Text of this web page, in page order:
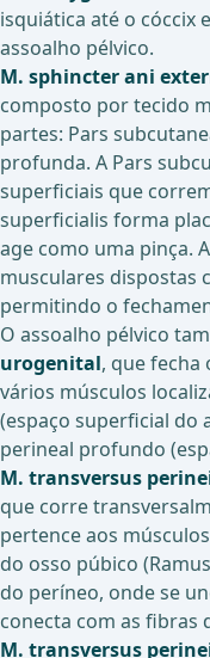
isquiática até o cóccix
assoalho pélvico.
M. sphincter ani
composto por tecido
partes: Pars
profunda. A Pars
superficiais que
superficialis forma
age como uma pinça.
musculares dispostas
permitindo o
O assoalho pélvico
urogenital, que fecha
vários músculos
(espaço superficial do
perineal profundo
M. transversus
que corre
pertence aos
do osso púbico
do períneo, onde se
conecta com as fibras
M. transversus